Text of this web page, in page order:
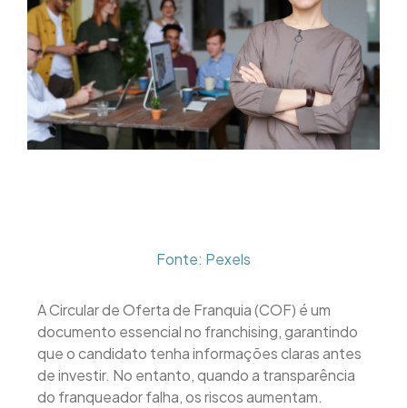
Fonte: Pexels
A Circular de Oferta de Franquia (COF) é um
documento essencial no franchising, garantindo
que o candidato tenha informações claras antes
de investir. No entanto, quando a transparência
do franqueador falha, os riscos aumentam.